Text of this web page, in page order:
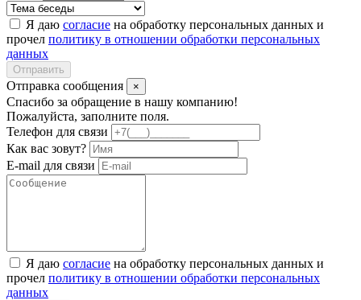
Я даю согласие на обработку персональных данных и
прочел политику в отношении обработки персональных
данных
Отправить
Отправка сообщения ×
Спасибо за обращение в нашу компанию!
Пожалуйста, заполните поля.
Телефон для связи
Как вас зовут?
E-mail для связи
Я даю согласие на обработку персональных данных и
прочел политику в отношении обработки персональных
данных